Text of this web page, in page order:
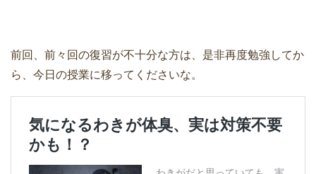
前回、前々回の復習が不十分な方は、是非再度勉強してか
ら、今日の授業に移ってくださいな。